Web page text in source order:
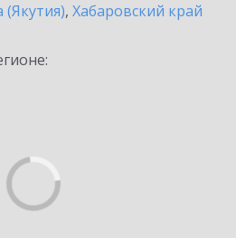
(Якутия), Хабаровский край